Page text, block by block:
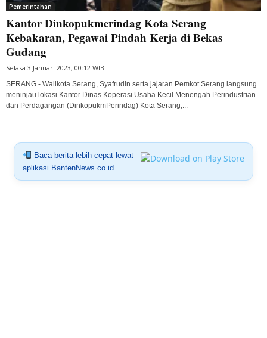
Pemerintahan
Kantor Dinkopukmerindag Kota Serang
Kebakaran, Pegawai Pindah Kerja di Bekas
Gudang
Selasa 3 Januari 2023, 00:12 WIB
SERANG - Walikota Serang, Syafrudin serta jajaran Pemkot Serang langsung
meninjau lokasi Kantor Dinas Koperasi Usaha Kecil Menengah Perindustrian
dan Perdagangan (DinkopukmPerindag) Kota Serang,...
Baca berita lebih cepat lewat
aplikasi BantenNews.co.id